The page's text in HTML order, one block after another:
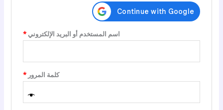
اسم المستخدم أو البريد الإلكتروني*مطلوبة
كلمة المرور*مطلوبة